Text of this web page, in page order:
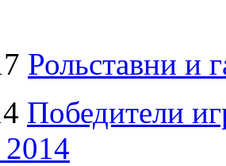
Рольставни и
Победители
2014